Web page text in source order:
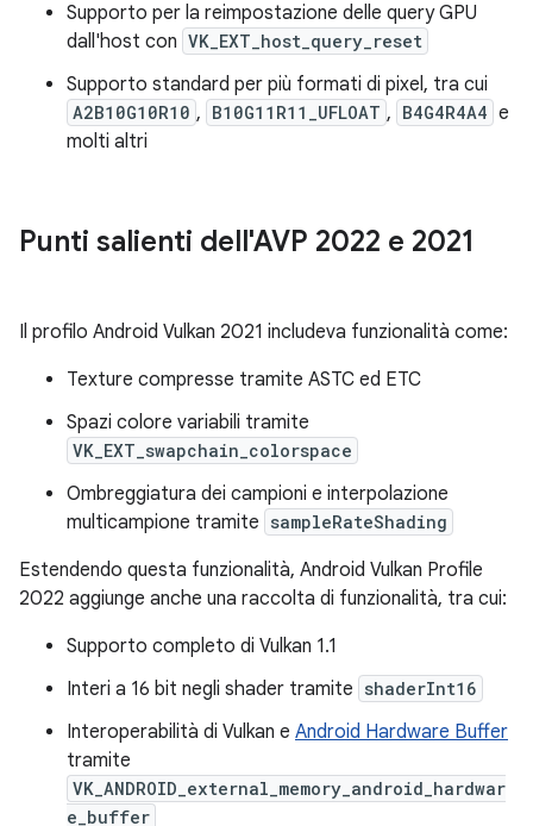
Supporto per la reimpostazione delle query GPU
dall'host con VK_EXT_host_query_reset
Supporto standard per più formati di pixel, tra cui
A2B10G10R10 , B10G11R11_UFLOAT , B4G4R4A4 e
molti altri
Punti salienti dell'AVP 2022 e 2021
Il profilo Android Vulkan 2021 includeva funzionalità come:
Texture compresse tramite ASTC ed ETC
Spazi colore variabili tramite
VK_EXT_swapchain_colorspace
Ombreggiatura dei campioni e interpolazione
multicampione tramite sampleRateShading
Estendendo questa funzionalità, Android Vulkan Profile
2022 aggiunge anche una raccolta di funzionalità, tra cui:
Supporto completo di Vulkan 1.1
Interi a 16 bit negli shader tramite shaderInt16
Interoperabilità di Vulkan e Android Hardware Buffer
tramite
VK_ANDROID_external_memory_android_hardwar
e_buffer